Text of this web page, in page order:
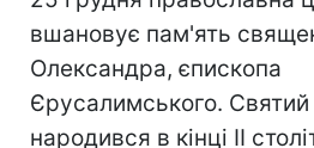
вшановує пам'ять
Олександра, єпископа
Єрусалимського.
народився в кінці II